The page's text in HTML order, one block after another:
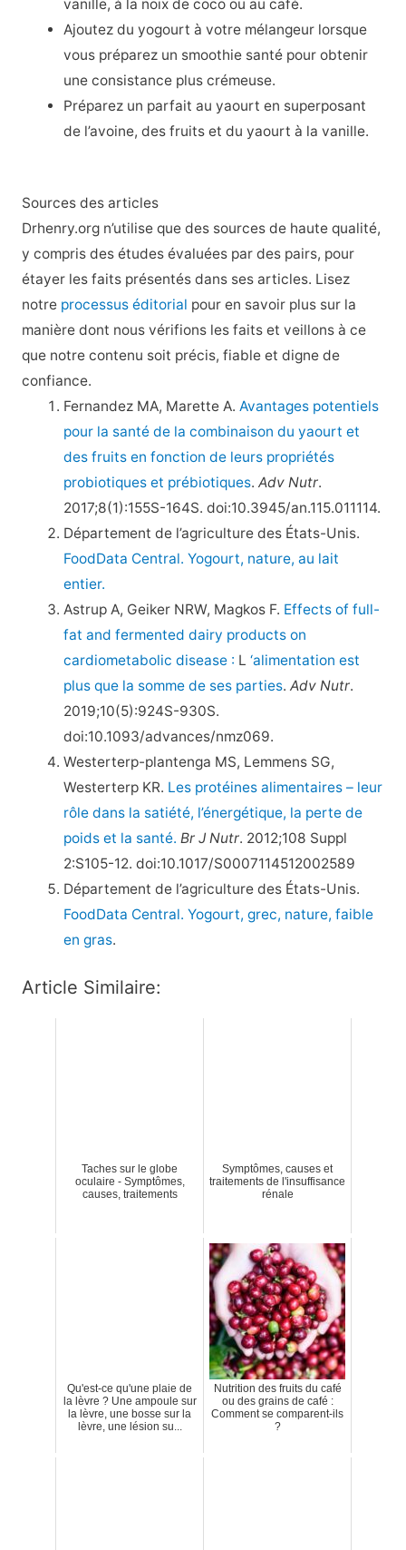
vanille, à la noix de coco ou au café.
Ajoutez du yogourt à votre mélangeur lorsque
vous préparez un smoothie santé pour obtenir
une consistance plus crémeuse.
Préparez un parfait au yaourt en superposant
de l’avoine, des fruits et du yaourt à la vanille.
Sources des articles
Drhenry.org n’utilise que des sources de haute qualité,
y compris des études évaluées par des pairs, pour
étayer les faits présentés dans ses articles. Lisez
notre processus éditorial pour en savoir plus sur la
manière dont nous vérifions les faits et veillons à ce
que notre contenu soit précis, fiable et digne de
confiance.
Fernandez MA, Marette A.Avantages potentiels
pour la santé de la combinaison du yaourt et
des fruits en fonction de leurs propriétés
probiotiques et prébiotiques.Adv Nutr.
2017;8(1):155S-164S. doi:10.3945/an.115.011114.
Département de l’agriculture des États-Unis.
FoodData Central. Yogourt, nature, au lait
entier.
Astrup A, Geiker NRW, Magkos F. Effects of full-
fat and fermented dairy products on
cardiometabolic disease : L‘alimentation est
plus que la somme de ses parties.Adv Nutr.
2019;10(5):924S-930S.
doi:10.1093/advances/nmz069.
Westerterp-plantenga MS, Lemmens SG,
Westerterp KR. Les protéines alimentaires – leur
rôle dans la satiété, l’énergétique, la perte de
poids et la santé. Br J Nutr. 2012;108 Suppl
2:S105-12. doi:10.1017/S0007114512002589
Département de l’agriculture des États-Unis.
FoodData Central. Yogourt, grec, nature, faible
en gras.
Article Similaire:
Taches sur le globe
oculaire - Symptômes,
causes, traitements
Symptômes, causes et
traitements de l'insuffisance
rénale
Qu'est-ce qu'une plaie de
la lèvre ? Une ampoule sur
la lèvre, une bosse sur la
lèvre, une lésion su...
Nutrition des fruits du café
ou des grains de café :
Comment se comparent-ils
?